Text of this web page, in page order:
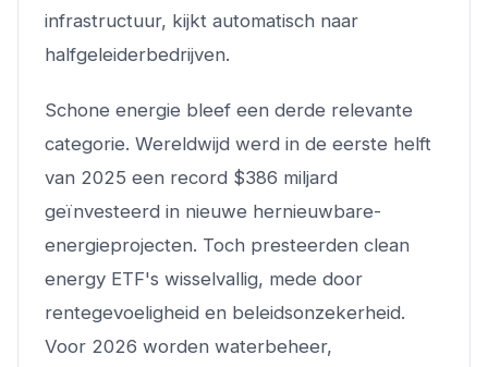
infrastructuur, kijkt automatisch naar
halfgeleiderbedrijven.
Schone energie bleef een derde relevante
categorie. Wereldwijd werd in de eerste helft
van 2025 een record $386 miljard
geïnvesteerd in nieuwe hernieuwbare-
energieprojecten. Toch presteerden clean
energy ETF's wisselvallig, mede door
rentegevoeligheid en beleidsonzekerheid.
Voor 2026 worden waterbeheer,